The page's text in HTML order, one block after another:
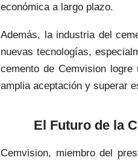
económica a largo plazo.
Además, la industria del
nuevas tecnologías,
cemento de Cemvision logre
amplia aceptación y superar
El Futuro de la
Cemvision, miembro del